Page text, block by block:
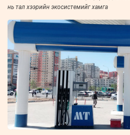
нь тал хээрийн экосистемийг хамга